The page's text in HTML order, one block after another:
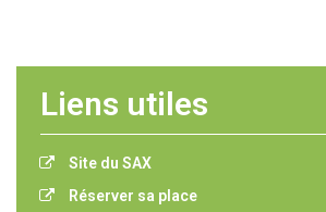
Liens utiles
Site du SAX
Réserver sa place